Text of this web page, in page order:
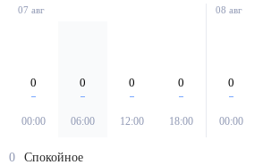
07 авг
0
00:00
0
06:00
0
12:00
0
18:00
08 авг
0
00:00
0
Спокойное